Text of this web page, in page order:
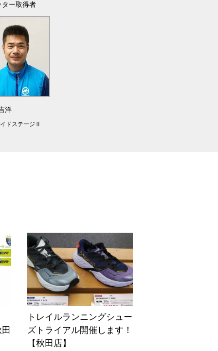
ー取得者
洋
ドステージⅡ
トレイルランニングシュー
ズトライアル開催します！
【秋田店】